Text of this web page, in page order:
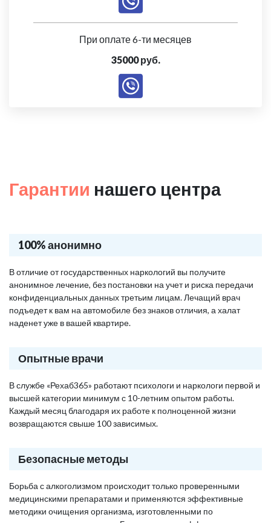
При оплате 6-ти месяцев
35000 руб.
Гарантии нашего центра
100% анонимно
В отличие от государственных наркологий вы получите
анонимное лечение, без постановки на учет и риска передачи
конфиденциальных данных третьим лицам. Лечащий врач
подъедет к вам на автомобиле без знаков отличия, а халат
наденет уже в вашей квартире.
Опытные врачи
В службе «Рехаб365» работают психологи и наркологи первой и
высшей категории минимум с 10-летним опытом работы.
Каждый месяц благодаря их работе к полноценной жизни
возвращаются свыше 100 зависимых.
Безопасные методы
Борьба с алкоголизмом происходит только проверенными
медицинскими препаратами и применяются эффективные
методики очищения организма, изготовленными по